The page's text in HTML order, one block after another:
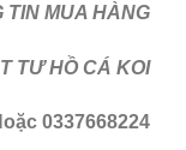
TIN MUA HÀNG
TƯ HỒ CÁ KOI
0337668224